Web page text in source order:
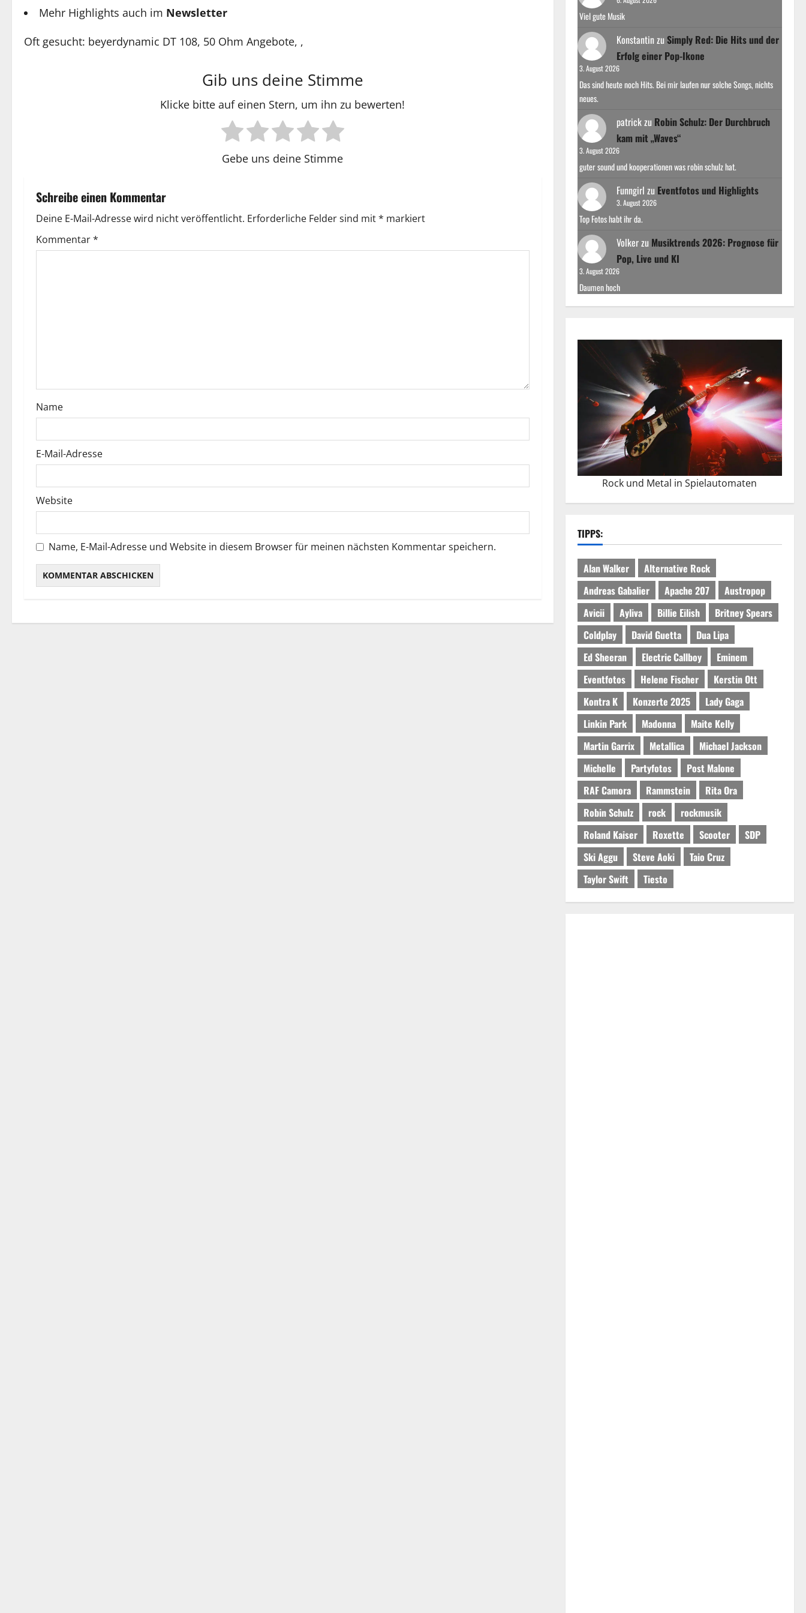
Mehr Highlights auch im Newsletter
Oft gesucht: beyerdynamic DT 108, 50 Ohm Angebote, ,
Gib uns deine Stimme
Klicke bitte auf einen Stern, um ihn zu bewerten!
Gebe uns deine Stimme
Schreibe einen Kommentar
Deine E-Mail-Adresse wird nicht veröffentlicht. Erforderliche Felder sind mit* markiert
Kommentar*
Name
E-Mail-Adresse
Website
Name, E-Mail-Adresse und Website in diesem Browser für meinen nächsten Kommentar speichern.
Viel gute Musik
Konstantinzu Simply Red: Die Hits und der
Erfolg einer Pop-Ikone
3. August 2026
Das sind heute noch Hits. Bei mir laufen nur solche Songs, nichts
neues.
patrickzu Robin Schulz: Der Durchbruch
kam mit „Waves“
3. August 2026
guter sound und kooperationen was robin schulz hat.
Funngirl zu Eventfotos und Highlights
3. August 2026
Top Fotos habt ihr da.
Volkerzu Musiktrends 2026: Prognose für
Pop, Live und KI
3. August 2026
Daumen hoch
Rock und Metal in Spielautomaten
TIPPS:
Alan Walker
Alternative Rock
Andreas Gabalier
Apache 207
Austropop
Avicii
Ayliva Billie Eilish
Britney Spears
Coldplay
David Guetta
Dua Lipa
Ed Sheeran
Electric Callboy
Eminem
Eventfotos
Helene Fischer
Kerstin Ott
Kontra K
Konzerte 2025
Lady Gaga
Linkin Park
Madonna
Maite Kelly
Martin Garrix
Metallica
Michael Jackson
Michelle
Partyfotos
Post Malone
RAF Camora
Rammstein
Rita Ora
Robin Schulz
rock
rockmusik
Roland Kaiser
Roxette Scooter
SDP
Ski Aggu
Steve Aoki
Taio Cruz
Taylor Swift
Tiesto